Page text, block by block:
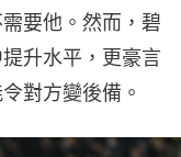
要他。然而，碧
升水平，更豪言
對方變後備。